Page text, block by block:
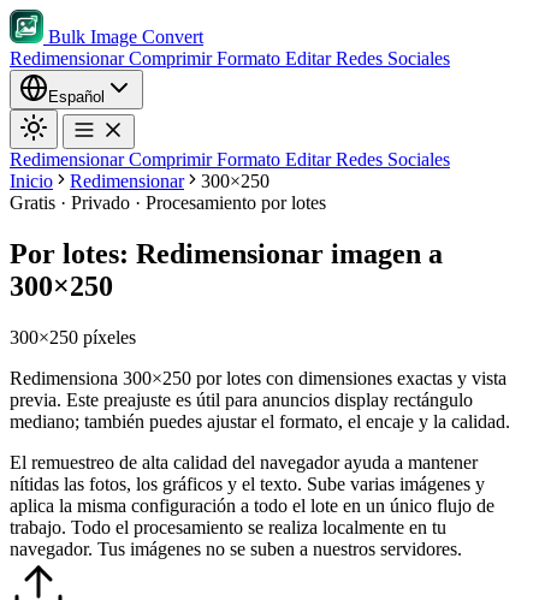
Bulk Image Convert
RedimensionarComprimirFormato EditarRedes Sociales
Español
RedimensionarComprimirFormato EditarRedes Sociales
Inicio
Redimensionar
300×250
Gratis · Privado · Procesamiento por lotes
Por lotes: Redimensionar imagen a
300×250
300×250 píxeles
Redimensiona 300×250 por lotes con dimensiones exactas y vista
previa. Este preajuste es útil para anuncios display rectángulo
mediano; también puedes ajustar el formato, el encaje y la calidad.
El remuestreo de alta calidad del navegador ayuda a mantener
nítidas las fotos, los gráficos y el texto. Sube varias imágenes y
aplica la misma configuración a todo el lote en un único flujo de
trabajo. Todo el procesamiento se realiza localmente en tu
navegador. Tus imágenes no se suben a nuestros servidores.